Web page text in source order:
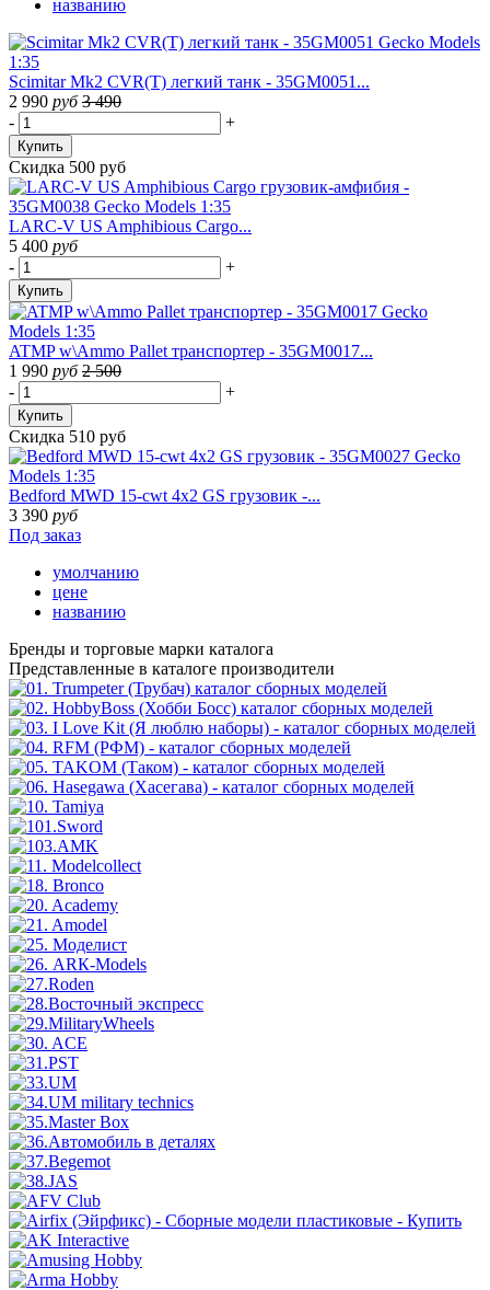
названию
Scimitar Mk2 CVR(T) легкий танк - 35GM0051...
2 990 руб 3 490
-
+
Купить
Скидка 500 руб
LARC-V US Amphibious Cargo...
5 400 руб
-
+
Купить
ATMP w\Ammo Pallet транспортер - 35GM0017...
1 990 руб 2 500
-
+
Купить
Скидка 510 руб
Bedford MWD 15-cwt 4x2 GS грузовик -...
3 390 руб
Под заказ
умолчанию
цене
названию
Бренды и торговые марки каталога
Представленные в каталоге производители